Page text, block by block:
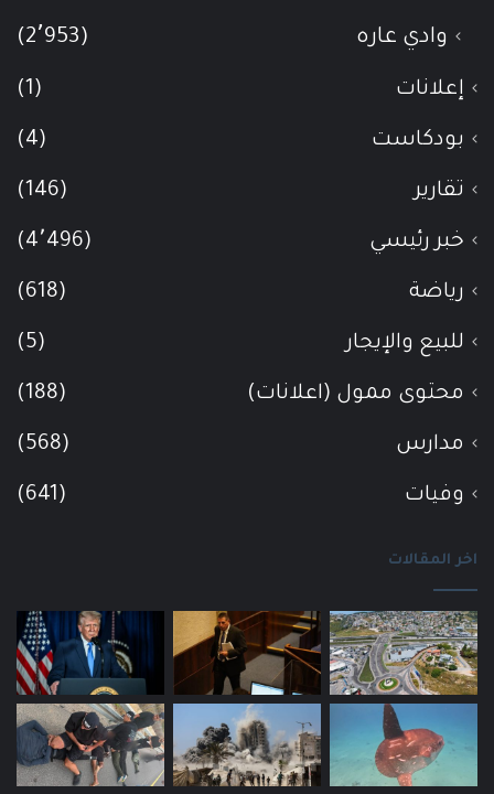
وادي عاره (2٬953)
إعلانات (1)
بودكاست (4)
تقارير (146)
خبر رئيسي (4٬496)
رياضة (618)
للبيع والإيجار (5)
محتوى ممول (اعلانات) (188)
مدارس (568)
وفيات (641)
اخر المقالات